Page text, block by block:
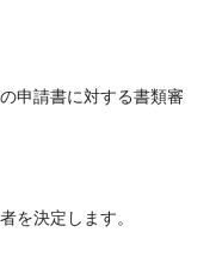
申請書に対する書類審
を決定します。